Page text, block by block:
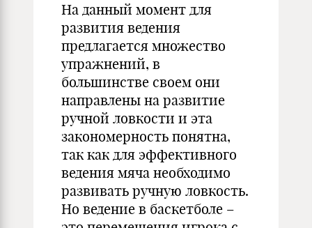
На данный момент для
развития ведения
предлагается множество
упражнений, в
большинстве своем они
направлены на развитие
ручной ловкости и эта
закономерность понятна,
так как для эффективного
ведения мяча необходимо
развивать ручную ловкость.
Но ведение в баскетболе –